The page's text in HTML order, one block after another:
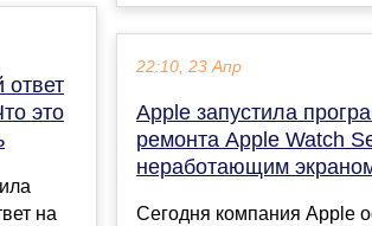
это
на
22:10, 23 Апр
Apple запустила
ремонта Apple Watch
неработающим
Сегодня компания Apple